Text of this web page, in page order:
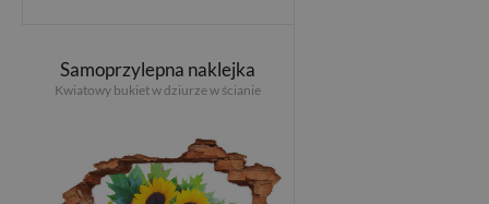
Samoprzylepna naklejka
Kwiatowy bukiet w dziurze w ścianie